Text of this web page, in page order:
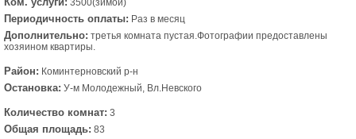
3500(зимой)
Периодичность оплаты: Раз в месяц
Дополнительно: третья комната пустая.Фотографии предоставлены
хозяином квартиры.
Район: Коминтерновский р-н
Остановка: У-м Молодежный, Вл.Невского
Количество комнат: 3
Общая площадь: 83